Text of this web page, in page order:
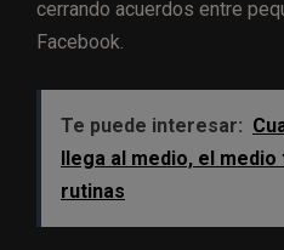
cerrando acuerdos entre
Facebook.
Te puede interesar:
llega al medio, el
rutinas